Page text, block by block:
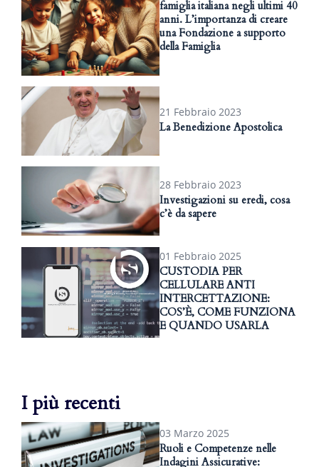
famiglia italiana negli ultimi 40
anni. L’importanza di creare
una Fondazione a supporto
della Famiglia
21 Febbraio 2023
La Benedizione Apostolica
28 Febbraio 2023
Investigazioni su eredi, cosa
c’è da sapere
01 Febbraio 2025
CUSTODIA PER
CELLULARE ANTI
INTERCETTAZIONE:
COS’È, COME FUNZIONA
E QUANDO USARLA
I più recenti
03 Marzo 2025
Ruoli e Competenze nelle
Indagini Assicurative: